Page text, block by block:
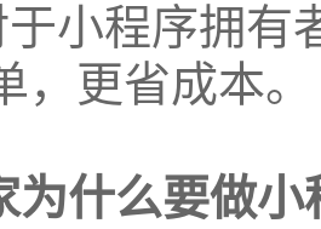
于小程序拥有
，更省成本。
为什么要做小